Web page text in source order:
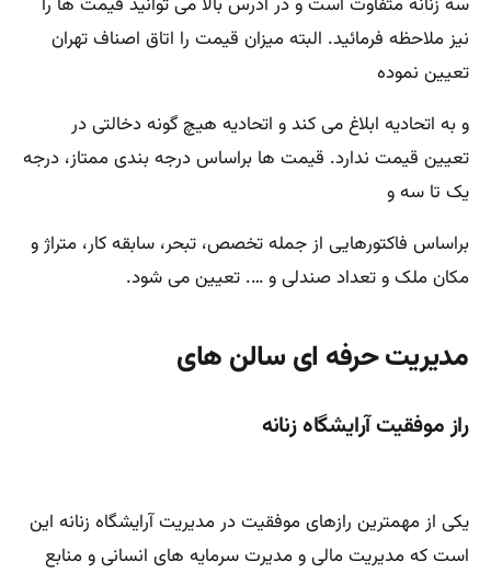
نیز ملاحظه فرمائید. البته میزان قیمت را اتاق اصناف تهران
تعیین نموده
و به اتحادیه ابلاغ می کند و اتحادیه هیچ گونه دخالتی در
تعیین قیمت ندارد. قیمت ها براساس درجه بندی ممتاز، درجه
یک تا سه و
براساس فاکتورهایی از جمله تخصص، تبحر، سابقه کار، متراژ و
مکان ملک و تعداد صندلی و …. تعیین می شود.
مدیریت حرفه ای سالن های
راز موفقیت آرایشگاهزنانه
یکی از مهمترین رازهای موفقیت در مدیریت آرایشگاه زنانه این
است که مدیریت مالی و مدیرت سرمایه های انسانی و منابع